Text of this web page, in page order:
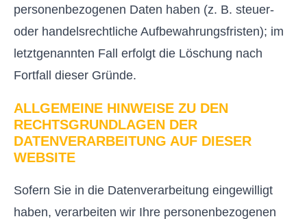
personenbezogenen Daten haben (z. B. steuer-
oder handelsrechtliche Aufbewahrungsfristen); im
letztgenannten Fall erfolgt die Löschung nach
Fortfall dieser Gründe.
ALLGEMEINE HINWEISE ZU DEN
RECHTSGRUNDLAGEN DER
DATENVERARBEITUNG AUF DIESER
WEBSITE
Sofern Sie in die Datenverarbeitung eingewilligt
haben, verarbeiten wir Ihre personenbezogenen